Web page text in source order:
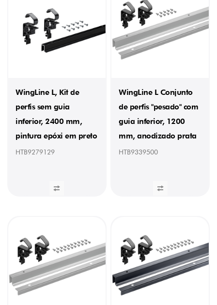
WingLine L, Kit de
perfis sem guia
inferior, 2400 mm,
pintura epóxi em preto
HTB9279129
WingLine L Conjunto
de perfis "pesado" com
guia inferior, 1200
mm, anodizado prata
HTB9339500